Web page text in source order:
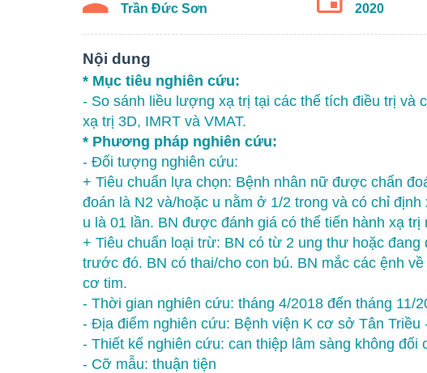
Trần Đức Sơn 2020
Nội dung
* Mục tiêu nghiên cứu:
- So sánh liều lượng xạ trị tại các thể tích điều trị và
xạ trị 3D, IMRT và VMAT.
* Phương pháp nghiên cứu:
- Đối tượng nghiên cứu:
+ Tiêu chuẩn lựa chọn: Bệnh nhân nữ được chẩn
đoán là N2 và/hoặc u nằm ở 1/2 trong và có chỉ
u là 01 lần. BN được đánh giá có thể tiến hành xạ trị
+ Tiêu chuẩn loại trừ: BN có từ 2 ung thư hoặc
trước đó. BN có thai/cho con bú. BN mắc các ệnh
cơ tim.
- Thời gian nghiên cứu: tháng 4/2018 đến tháng 11/
- Địa điểm nghiên cứu: Bệnh viện K cơ sở Tân Triều
- Thiết kế nghiên cứu: can thiệp lâm sàng không đối
- Cỡ mẫu: thuận tiện